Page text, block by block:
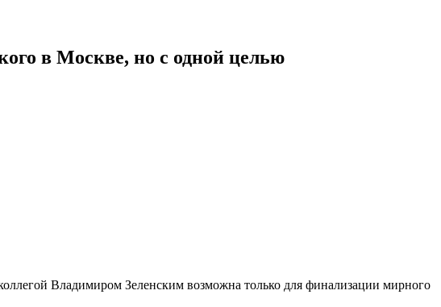
в Москве, но с одной целью
Владимиром Зеленским возможна только для финализации мирного